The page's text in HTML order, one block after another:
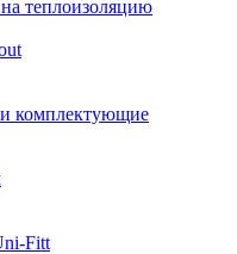
теплоизоляцию
комплектующие
Fitt